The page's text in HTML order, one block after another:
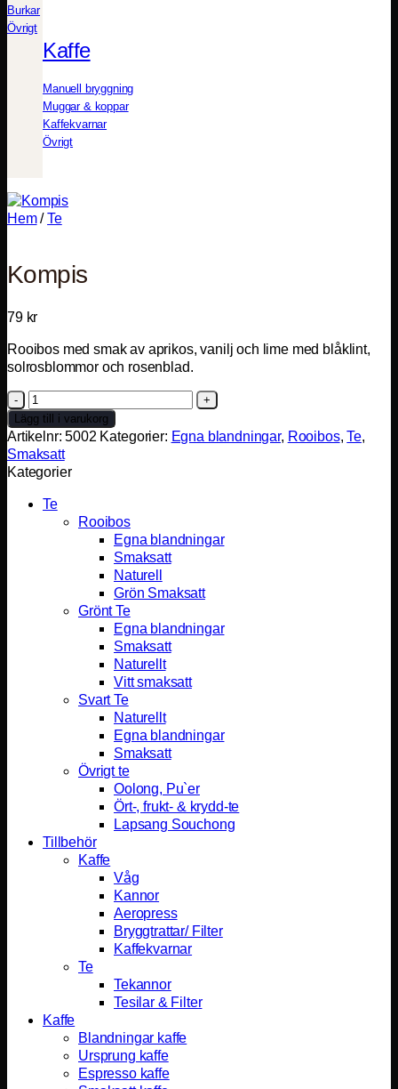
Burkar
Övrigt
Kaffe
Manuell bryggning
Muggar & koppar
Kaffekvarnar
Övrigt
Hem / Te
Kompis
79 kr
Rooibos med smak av aprikos, vanilj och lime med blåklint,
solrosblommor och rosenblad.
Kompis
mängd
Lägg till i varukorg
Artikelnr:5002 Kategorier: Egna blandningar, Rooibos,Te,
Smaksatt
Kategorier
Te
Rooibos
Egna blandningar
Smaksatt
Naturell
Grön Smaksatt
Grönt Te
Egna blandningar
Smaksatt
Naturellt
Vitt smaksatt
Svart Te
Naturellt
Egna blandningar
Smaksatt
Övrigt te
Oolong, Pu`er
Ört-, frukt- & krydd-te
Lapsang Souchong
Tillbehör
Kaffe
Våg
Kannor
Aeropress
Bryggtrattar/ Filter
Kaffekvarnar
Te
Tekannor
Tesilar & Filter
Kaffe
Blandningar kaffe
Ursprung kaffe
Espresso kaffe